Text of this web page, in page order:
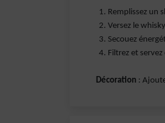
Remplissez un
Versez le
Secouez
Filtrez et
Décoration :